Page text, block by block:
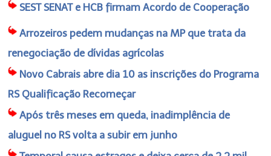
SEST SENAT e HCB firmam Acordo de Cooperação
Arrozeiros pedem mudanças na MP que trata da
renegociação de dívidas agrícolas
Novo Cabrais abre dia 10 as inscrições do Programa
RS Qualificação Recomeçar
Após três meses em queda, inadimplência de
aluguel no RS volta a subir em junho